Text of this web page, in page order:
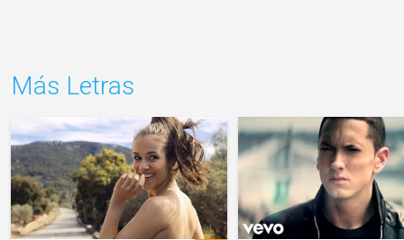
Más Letras